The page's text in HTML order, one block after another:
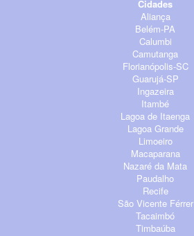
Cidades
Aliança
Belém-PA
Calumbi
Camutanga
Florianópolis-SC
Guarujá-SP
Ingazeira
Itambé
Lagoa de Itaenga
Lagoa Grande
Limoeiro
Macaparana
Nazaré da Mata
Paudalho
Recife
São Vicente Férrer
Tacaimbó
Timbaúba